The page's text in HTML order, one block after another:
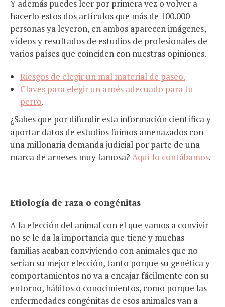
Y además puedes leer por primera vez o volver a
hacerlo estos dos artículos que más de 100.000
personas ya leyeron, en ambos aparecen imágenes,
vídeos y resultados de estudios de profesionales de
varios países que coinciden con nuestras opiniones.
Riesgos de elegir un mal material de paseo.
Claves para elegir un arnés adecuado para tu
perro.
¿Sabes que por difundir esta información científica y
aportar datos de estudios fuimos amenazados con
una millonaria demanda judicial por parte de una
marca de arneses muy famosa? Aquí lo contábamos.
Etiología de raza o congénitas
A la elección del animal con el que vamos a convivir
no se le da la importancia que tiene y muchas
familias acaban conviviendo con animales que no
serían su mejor elección, tanto porque su genética y
comportamientos no va a encajar fácilmente con su
entorno, hábitos o conocimientos, como porque las
enfermedades congénitas de esos animales van a